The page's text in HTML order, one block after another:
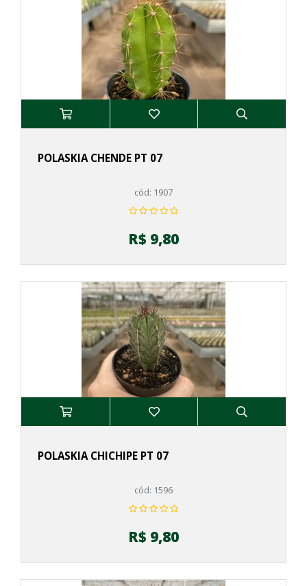
POLASKIA CHENDE PT 07
cód: 1907
R$ 9,80
POLASKIA CHICHIPE PT 07
cód: 1596
R$ 9,80